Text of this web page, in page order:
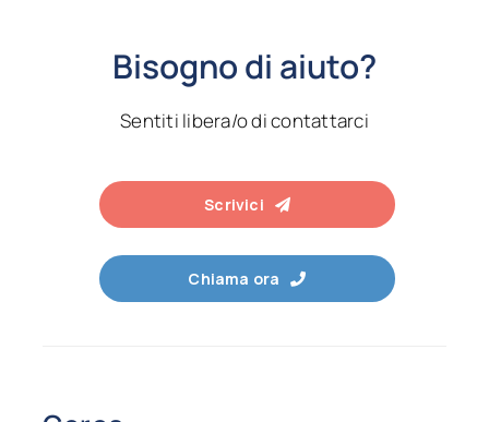
Bisogno di aiuto?
Sentiti libera/o di contattarci
Scrivici
Chiama ora